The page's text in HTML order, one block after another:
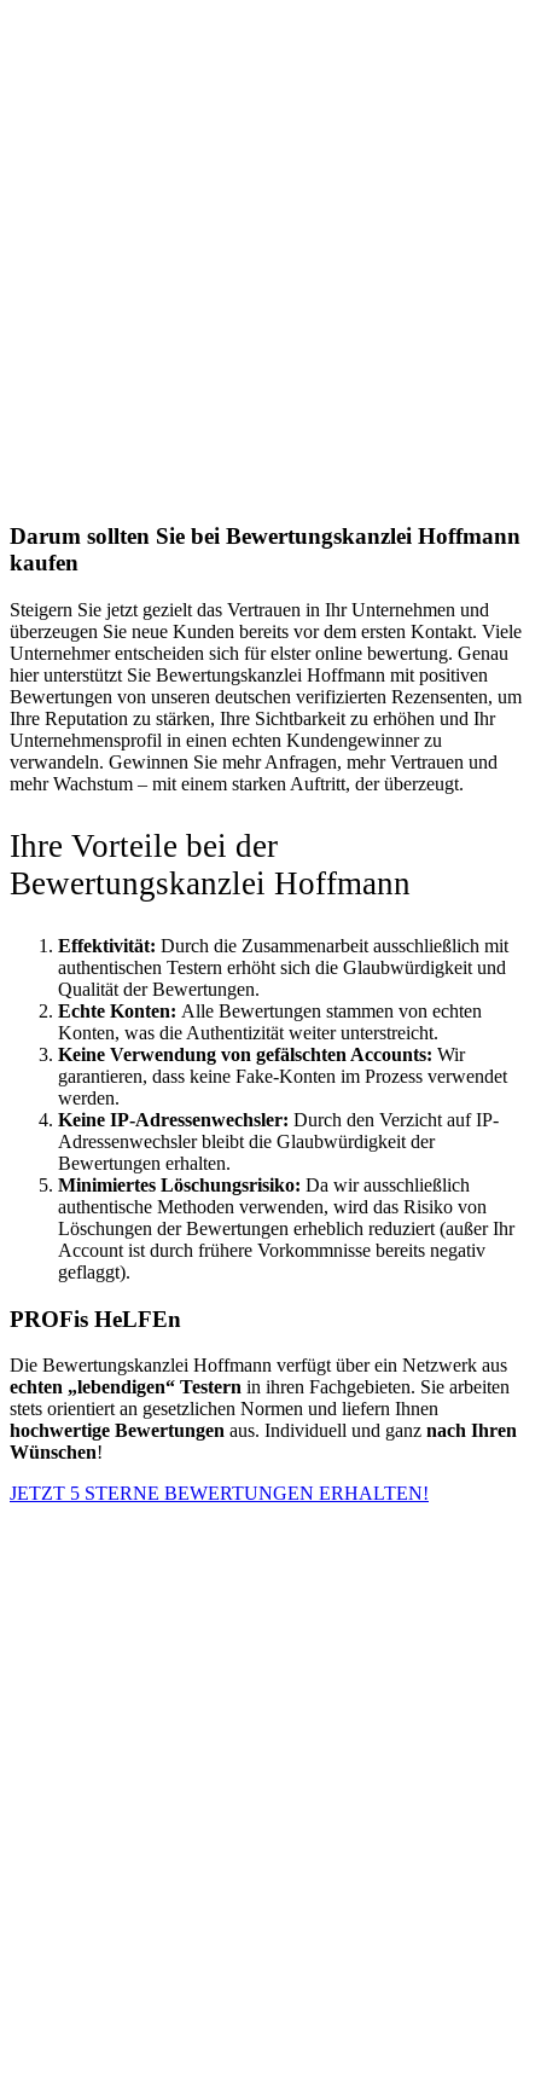
Darum sollten Sie bei Bewertungskanzlei Hoffmann
kaufen
Steigern Sie jetzt gezielt das Vertrauen in Ihr Unternehmen und
überzeugen Sie neue Kunden bereits vor dem ersten Kontakt. Viele
Unternehmer entscheiden sich für elster online bewertung. Genau
hier unterstützt Sie Bewertungskanzlei Hoffmann mit positiven
Bewertungen von unseren deutschen verifizierten Rezensenten, um
Ihre Reputation zu stärken, Ihre Sichtbarkeit zu erhöhen und Ihr
Unternehmensprofil in einen echten Kundengewinner zu
verwandeln. Gewinnen Sie mehr Anfragen, mehr Vertrauen und
mehr Wachstum – mit einem starken Auftritt, der überzeugt.
Ihre Vorteile bei der
Bewertungskanzlei Hoffmann
Effektivität: Durch die Zusammenarbeit ausschließlich mit
authentischen Testern erhöht sich die Glaubwürdigkeit und
Qualität der Bewertungen.
Echte Konten: Alle Bewertungen stammen von echten
Konten, was die Authentizität weiter unterstreicht.
Keine Verwendung von gefälschten Accounts: Wir
garantieren, dass keine Fake-Konten im Prozess verwendet
werden.
Keine IP-Adressenwechsler: Durch den Verzicht auf IP-
Adressenwechsler bleibt die Glaubwürdigkeit der
Bewertungen erhalten.
Minimiertes Löschungsrisiko: Da wir ausschließlich
authentische Methoden verwenden, wird das Risiko von
Löschungen der Bewertungen erheblich reduziert (außer Ihr
Account ist durch frühere Vorkommnisse bereits negativ
geflaggt).
PROFis HeLFEn
Die Bewertungskanzlei Hoffmann verfügt über ein Netzwerk aus
echten „lebendigen“ Testern in ihren Fachgebieten. Sie arbeiten
stets orientiert an gesetzlichen Normen und liefern Ihnen
hochwertige Bewertungen aus. Individuell und ganz nach Ihren
Wünschen!
JETZT 5 STERNE BEWERTUNGEN ERHALTEN!